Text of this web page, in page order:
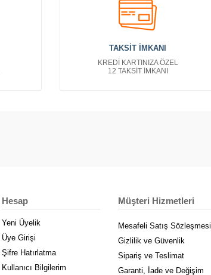
TAKSİT İMKANI
KREDİ KARTINIZA ÖZEL
12 TAKSİT İMKANI
Hesap
Yeni Üyelik
Üye Girişi
Şifre Hatırlatma
Kullanıcı Bilgilerim
Müşteri Hizmetleri
Mesafeli Satış Sözleşmesi
Gizlilik ve Güvenlik
Sipariş ve Teslimat
Garanti, İade ve Değişim